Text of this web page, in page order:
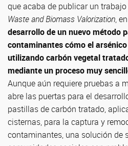
que acaba de publicar un
Waste and Biomass Valorization,
desarrollo de un nuevo método
contaminantes cómo el
utilizando carbón vegetal
mediante un proceso muy
Aunque aún requiere pruebas a
abre las puertas para el
pastillas de carbón tratado,
cisternas, para la captura y
contaminantes, una solución de